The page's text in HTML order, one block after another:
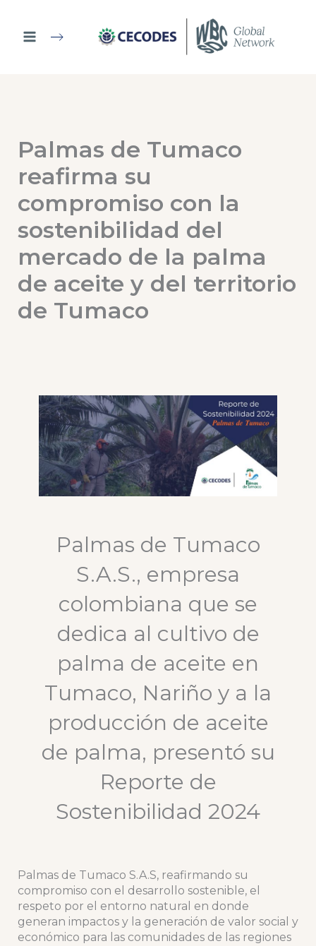
contenido
Palmas de Tumaco
reafirma su
compromiso con la
sostenibilidad del
mercado de la palma
de aceite y del territorio
de Tumaco
Palmas de Tumaco
S.A.S., empresa
colombiana que se
dedica al cultivo de
palma de aceite en
Tumaco, Nariño y a la
producción de aceite
de palma, presentó su
Reporte de
Sostenibilidad 2024
Palmas de Tumaco S.A.S, reafirmando su
compromiso con el desarrollo sostenible, el
respeto por el entorno natural en donde
generan impactos y la generación de valor social y
económico para las comunidades de las regiones